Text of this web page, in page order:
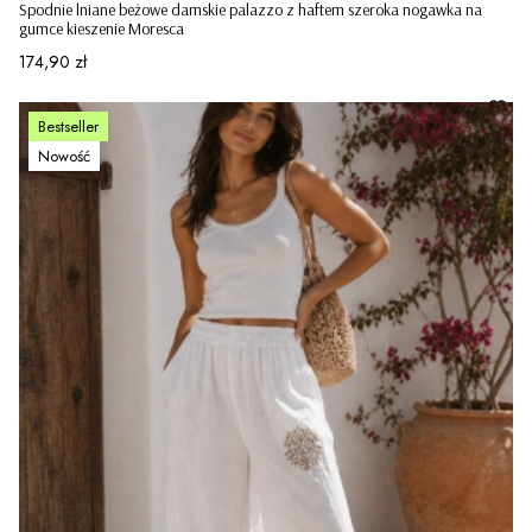
Spodnie lniane beżowe damskie palazzo z haftem szeroka nogawka na
gumce kieszenie Moresca
Cena
174,90 zł
Bestseller
Nowość